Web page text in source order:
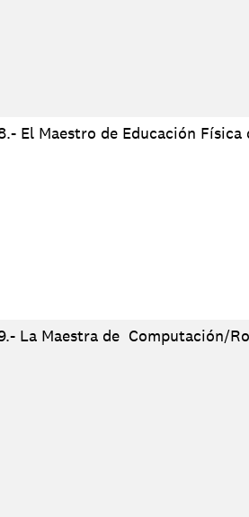
El Maestro de Educación
La Maestra de Computación/